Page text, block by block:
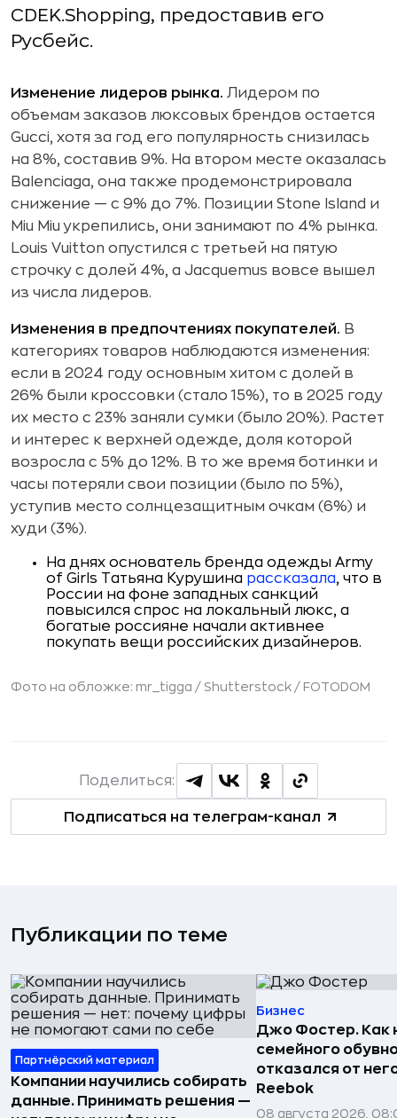
CDEK.Shopping, предоставив его
Русбейс.
Изменение лидеров рынка. Лидером по
объемам заказов люксовых брендов остается
Gucci, хотя за год его популярность снизилась
на 8%, составив 9%. На втором месте оказалась
Balenciaga, она также продемонстрировала
снижение — с 9% до 7%. Позиции Stone Island и
Miu Miu укрепились, они занимают по 4% рынка.
Louis Vuitton опустился с третьей на пятую
строчку с долей 4%, а Jacquemus вовсе вышел
из числа лидеров.
Изменения в предпочтениях покупателей. В
категориях товаров наблюдаются изменения:
если в 2024 году основным хитом с долей в
26% были кроссовки (стало 15%), то в 2025 году
их место с 23% заняли сумки (было 20%). Растет
и интерес к верхней одежде, доля которой
возросла с 5% до 12%. В то же время ботинки и
часы потеряли свои позиции (было по 5%),
уступив место солнцезащитным очкам (6%) и
худи (3%).
На днях основатель бренда одежды Army
of Girls Татьяна Курушина рассказала, что в
России на фоне западных санкций
повысился спрос на локальный люкс, а
богатые россияне начали активнее
покупать вещи российских дизайнеров.
Фото на обложке: mr_tigga / Shutterstock / FOTODOM
Подписаться на телеграм-канал
Поделиться:
Публикации по теме
Партнёрский материал
Компании научились собирать
данные. Принимать решения —
Бизнес
Джо Фостер. Как
семейного
отказался от
Reebok
08 августа 2026,